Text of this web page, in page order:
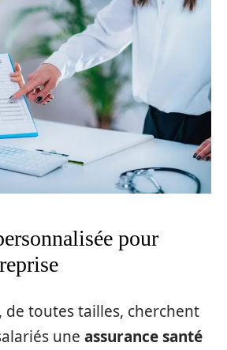
pour
de toutes tailles, cherchent
une assurance santé